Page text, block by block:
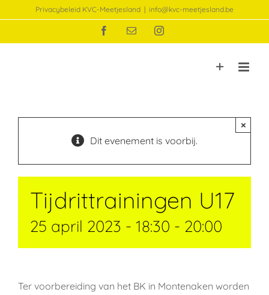
naar
Privacybeleid KVC-Meetjesland | info@kvc-meetjesland.be
Facebook
E-
Instagram
Dit evenement is voorbij.
×
Tijdrittrainingen U17
25 april 2023 - 18:30 - 20:00
Ter voorbereiding van het BK in Montenaken worden